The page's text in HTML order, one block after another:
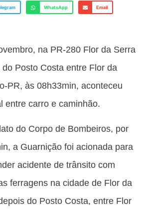
WhatsApp Email
na PR-280 Flor da Serra
Posto Costa entre Flor da
PR, às 08h33min, aconteceu
entre carro e caminhão.
do Corpo de Bombeiros, por
a Guarnição foi acionada para
acidente de trânsito com
ferragens na cidade de Flor da
do Posto Costa, entre Flor